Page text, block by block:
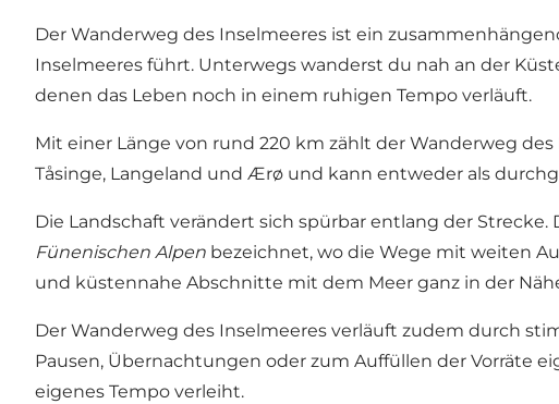
Der Wanderweg des Inselmeeres ist ein
Inselmeeres führt. Unterwegs wanderst du nah an der
denen das Leben noch in einem ruhigen Tempo verläuft.
Mit einer Länge von rund 220 km zählt der Wanderweg
Tåsinge, Langeland und Ærø und kann entweder als
Die Landschaft verändert sich spürbar entlang der
Fünenischen Alpen bezeichnet, wo die Wege mit weiten
und küstennahe Abschnitte mit dem Meer ganz in der
Der Wanderweg des Inselmeeres verläuft zudem durch
Pausen, Übernachtungen oder zum Auffüllen der Vorräte
eigenes Tempo verleiht.